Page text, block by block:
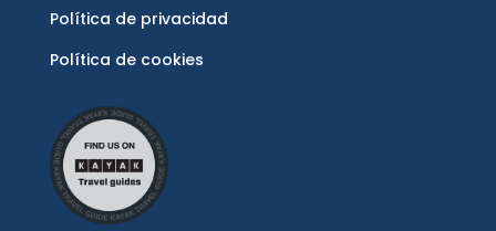
Política de privacidad
Política de cookies